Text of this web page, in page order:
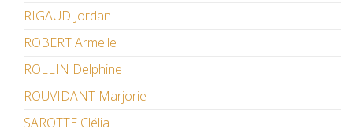
RIGAUD Jordan
ROBERT Armelle
ROLLIN Delphine
ROUVIDANT Marjorie
SAROTTE Clélia